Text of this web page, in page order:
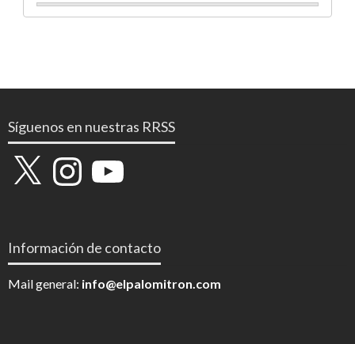
Síguenos en nuestras RRSS
X InstagramYouTube
Información de contacto
Mail general: info@elpalomitron.com